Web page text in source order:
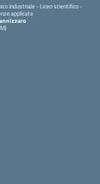
Industriale - Liceo scientifico -
applicate